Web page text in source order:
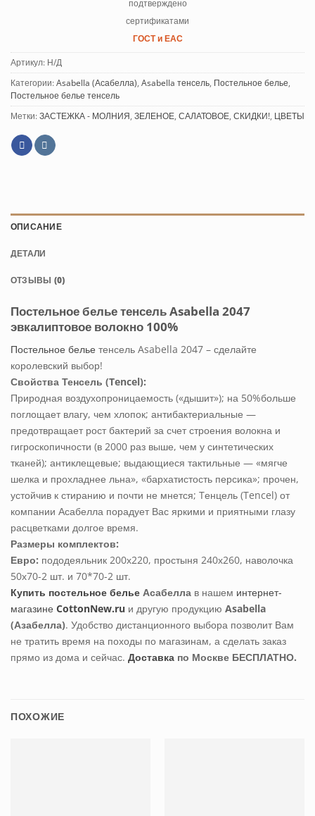
подтверждено
сертификатами
ГОСТ и ЕАС
Артикул: Н/Д
Категории: Asabella (Асабелла), Asabella тенсель, Постельное белье,
Постельное белье тенсель
Метки: ЗАСТЕЖКА - МОЛНИЯ, ЗЕЛЕНОЕ, САЛАТОВОЕ, СКИДКИ!, ЦВЕТЫ
ОПИСАНИЕ
ДЕТАЛИ
ОТЗЫВЫ (0)
Постельное белье тенсель Asabella 2047
эвкалиптовое волокно 100%
Постельное белье тенсель Asabella 2047 – сделайте
королевский выбор!
Свойства Тенсель (Tencel):
Природная воздухопроницаемость («дышит»); на 50%больше
поглощает влагу, чем хлопок; антибактериальные —
предотвращает рост бактерий за счет строения волокна и
гигроскопичности (в 2000 раз выше, чем у синтетических
тканей); антиклещевые; выдающиеся тактильные — «мягче
шелка и прохладнее льна», «бархатистость персика»; прочен,
устойчив к стиранию и почти не мнется; Tенцель (Tencel) от
компании Асабелла порадует Вас яркими и приятными глазу
расцветками долгое время.
Размеры комплектов:
Евро: пододеяльник 200х220, простыня 240х260, наволочка
50х70-2 шт. и 70*70-2 шт.
Купить постельное белье Асабелла в нашем интернет-
магазине CottonNew.ru и другую продукцию Asabella
(Азабелла). Удобство дистанционного выбора позволит Вам
не тратить время на походы по магазинам, а сделать заказ
прямо из дома и сейчас. Доставка по Москве БЕСПЛАТНО.
ПОХОЖИЕ